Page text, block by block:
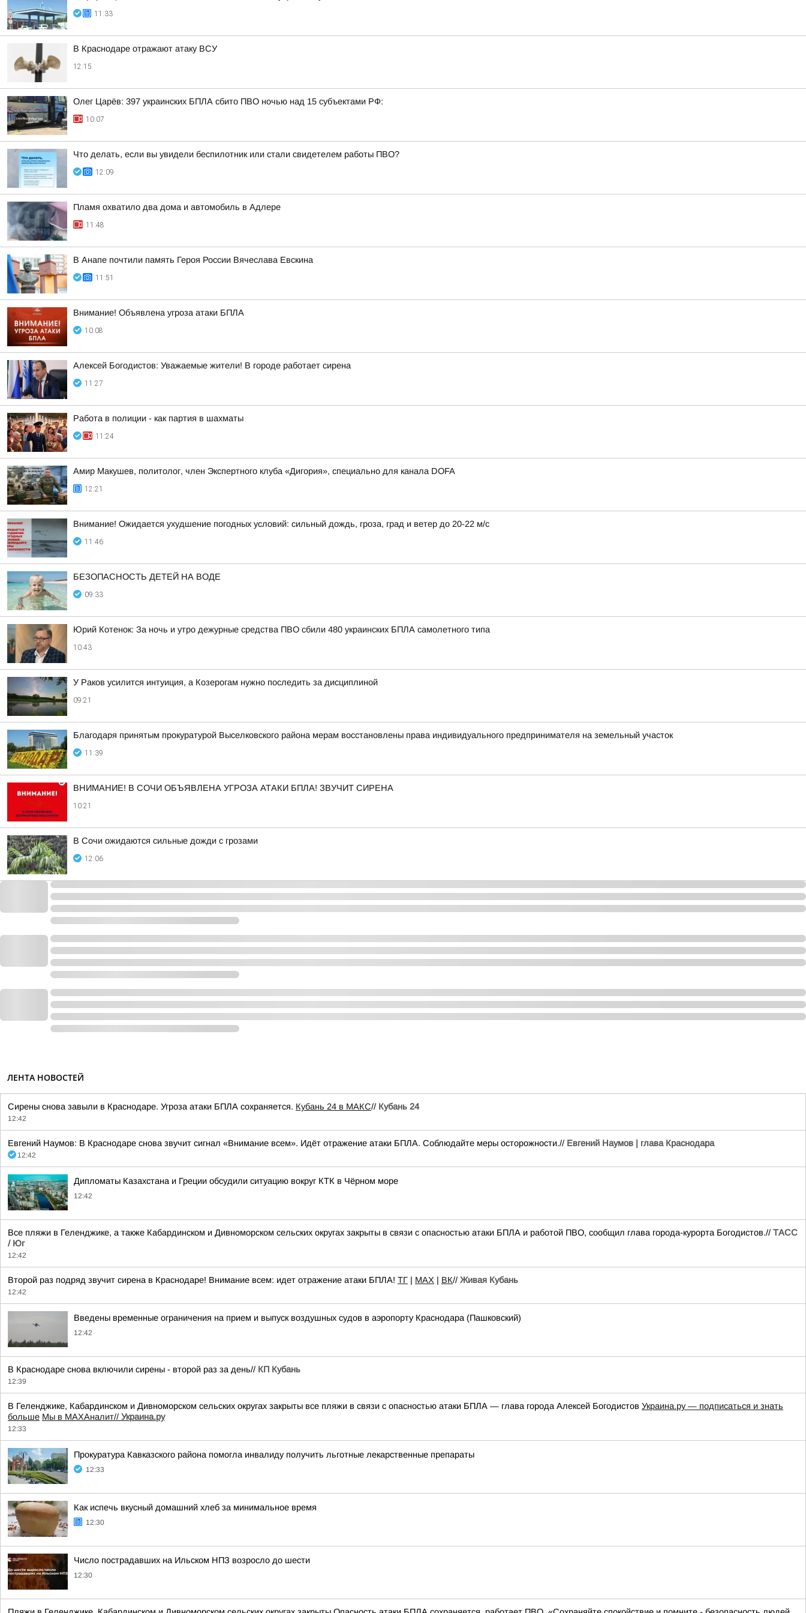
11:33
В Краснодаре отражают атаку ВСУ
12:15
Олег Царёв: 397 украинских БПЛА сбито ПВО ночью над 15 субъектами РФ:
10:07
Что делать, если вы увидели беспилотник или стали свидетелем работы ПВО?
12:09
Пламя охватило два дома и автомобиль в Адлере
11:48
В Анапе почтили память Героя России Вячеслава Евскина
11:51
Внимание! Объявлена угроза атаки БПЛА
10:08
Алексей Богодистов: Уважаемые жители! В городе работает сирена
11:27
Работа в полиции - как партия в шахматы
11:24
Амир Макушев, политолог, член Экспертного клуба «Дигория», специально для канала DOFA
12:21
Внимание! Ожидается ухудшение погодных условий: сильный дождь, гроза, град и ветер до 20-22 м/с
11:46
БЕЗОПАСНОСТЬ ДЕТЕЙ НА ВОДЕ
09:33
Юрий Котенок: За ночь и утро дежурные средства ПВО сбили 480 украинских БПЛА самолетного типа
10:43
У Раков усилится интуиция, а Козерогам нужно последить за дисциплиной
09:21
Благодаря принятым прокуратурой Выселковского района мерам восстановлены права индивидуального предпринимателя на земельный участок
11:39
ВНИМАНИЕ! В СОЧИ ОБЪЯВЛЕНА УГРОЗА АТАКИ БПЛА! ЗВУЧИТ СИРЕНА
10:21
В Сочи ожидаются сильные дожди с грозами
12:06
ЛЕНТА НОВОСТЕЙ
Сирены снова завыли в Краснодаре. Угроза атаки БПЛА сохраняется. Кубань 24 в МАКС// Кубань 24
12:42
Евгений Наумов: В Краснодаре снова звучит сигнал «Внимание всем». Идёт отражение атаки БПЛА. Соблюдайте меры осторожности.// Евгений Наумов | глава Краснодара
12:42
Дипломаты Казахстана и Греции обсудили ситуацию вокруг КТК в Чёрном море
12:42
Все пляжи в Геленджике, а также Кабардинском и Дивноморском сельских округах закрыты в связи с опасностью атаки БПЛА и работой ПВО, сообщил глава города-курорта Богодистов.// ТАСС
/ Юг
12:42
Второй раз подряд звучит сирена в Краснодаре! Внимание всем: идет отражение атаки БПЛА! TГ | MAX | ВК// Живая Кубань
12:42
Введены временные ограничения на прием и выпуск воздушных судов в аэропорту Краснодара (Пашковский)
12:42
В Краснодаре снова включили сирены - второй раз за день// КП Кубань
12:39
В Геленджике, Кабардинском и Дивноморском сельских округах закрыты все пляжи в связи с опасностью атаки БПЛА — глава города Алексей Богодистов Украина.ру — подписаться и знать
больше Мы в MAXАналит// Украина.ру
12:33
Прокуратура Кавказского района помогла инвалиду получить льготные лекарственные препараты
12:33
Как испечь вкусный домашний хлеб за минимальное время
12:30
Число пострадавших на Ильском НПЗ возросло до шести
12:30